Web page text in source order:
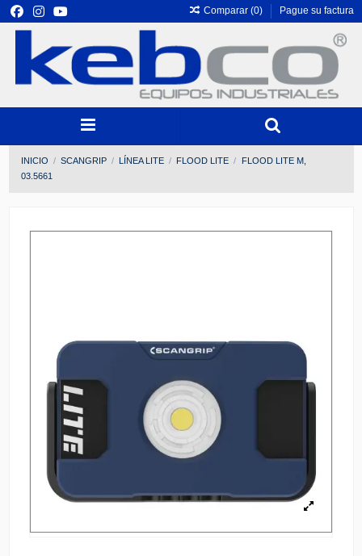
Comparar (0) Pague su factura
INICIO SCANGRIP LÍNEA LITE FLOOD LITE
FLOOD LITE M,
03.5661